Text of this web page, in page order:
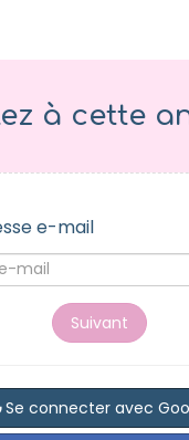
à cette
e-mail
Suivant
Se connecter avec